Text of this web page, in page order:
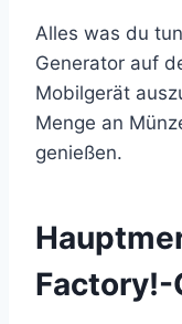
Alles was du
Generator auf
Mobilgerät
Menge an
genießen.
Factory!-